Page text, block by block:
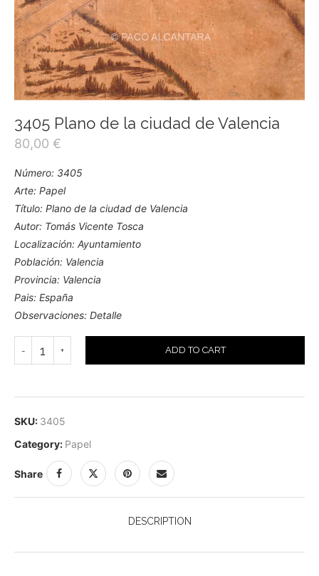
3405 Plano de la ciudad de Valencia
80,00 €
Número: 3405
Arte: Papel
Título: Plano de la ciudad de Valencia
Autor: Tomás Vicente Tosca
Localización: Ayuntamiento
Población: Valencia
Provincia: Valencia
Pais: España
Observaciones: Detalle
ADD TO CART
SKU: 3405
Category: Papel
Share
DESCRIPTION